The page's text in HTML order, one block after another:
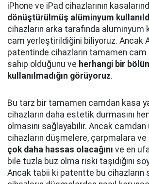
iPhone ve iPad cihazlarının
dönüştürülmüş alüminyum
cihazların arka tarafında alüminyum
cam yerleştirildiğini biliyoruz. Ancak
patentinde cihazların tamamen cam
sahip olduğunu ve herhangi bir
kullanılmadığın görüyoruz.
Bu tarz bir tamamen camdan kasa
cihazların daha estetik durmasını
olmasını sağlayabilir. Ancak
cihazların düşmelere, çarpmalara ve
çok daha hassas olacağını ve en
bile tuzla buz olma riski taşıdığını
Ancak tabii ki patentte bu cihazların